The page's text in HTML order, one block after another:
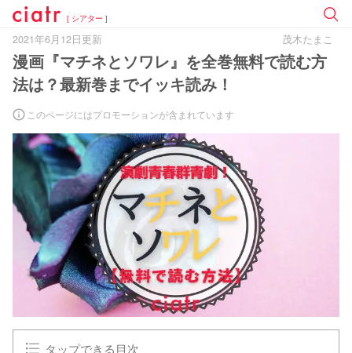
[ シアター ]
2021年6月12日更新 茂木たまこ
漫画『マチネとソワレ』を全巻無料で読む方
法は？最新巻までイッキ読み！
このページにはプロモーションが含まれています
タップできる目次